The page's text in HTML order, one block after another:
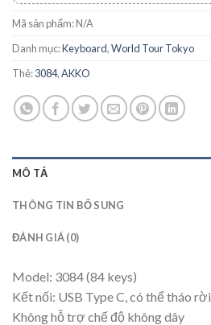
Mã sản phẩm:N/A
Danh mục:Keyboard,World Tour Tokyo
Thẻ:3084,AKKO
MÔ TẢ
THÔNG TIN BỔ SUNG
ĐÁNH GIÁ (0)
Model: 3084 (84 keys)
Kết nối: USB Type C, có thể tháo rời
Không hỗ trợ chế độ không dây